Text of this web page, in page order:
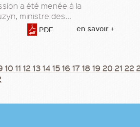
a été menée à la
ministre des...
PDF en savoir +
10 11 12 13141516 1718 19 20 21 22